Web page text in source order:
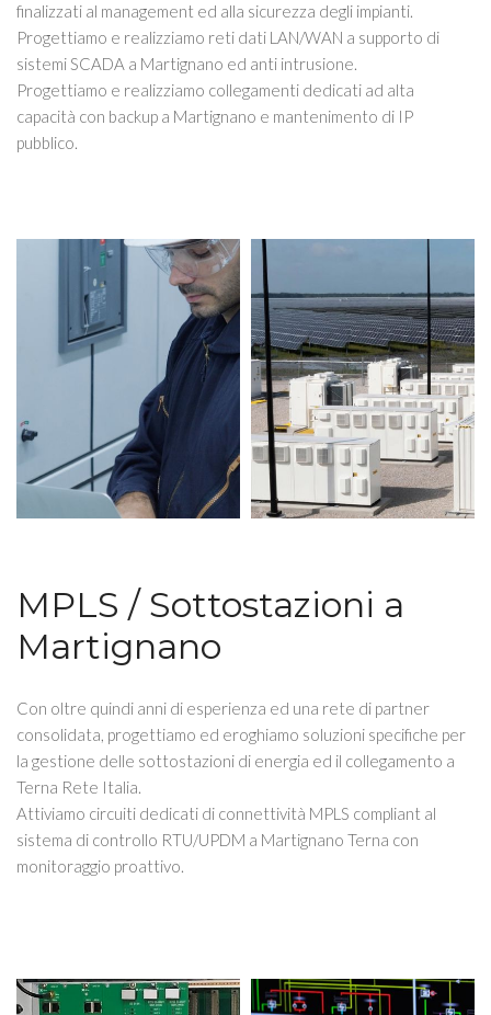
finalizzati al management ed alla sicurezza degli impianti.
Progettiamo e realizziamo reti dati LAN/WAN a supporto di
sistemi SCADA a Martignano ed anti intrusione.
Progettiamo e realizziamo collegamenti dedicati ad alta
capacità con backup a Martignano e mantenimento di IP
pubblico.
MPLS / Sottostazioni a
Martignano
Con oltre quindi anni di esperienza ed una rete di partner
consolidata, progettiamo ed eroghiamo soluzioni specifiche per
la gestione delle sottostazioni di energia ed il collegamento a
Terna Rete Italia.
Attiviamo circuiti dedicati di connettività MPLS compliant al
sistema di controllo RTU/UPDM a Martignano Terna con
monitoraggio proattivo.